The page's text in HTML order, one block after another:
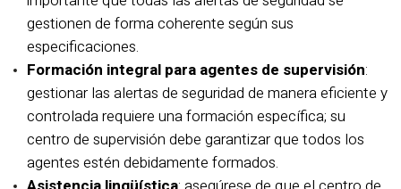
gestionen de forma coherente según sus
especificaciones.
Formación integral para agentes de supervisión:
gestionar las alertas de seguridad de manera eficiente y
controlada requiere una formación específica; su
centro de supervisión debe garantizar que todos los
agentes estén debidamente formados.